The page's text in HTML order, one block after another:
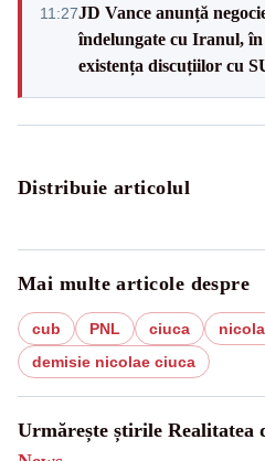
11:27JD Vance anunță
îndelungate cu Iranul,
existența discuțiilor cu
Distribuie articolul
Mai multe articole despre
cub PNL ciuca
demisie nicolae ciuca
Urmărește știrile Realitatea